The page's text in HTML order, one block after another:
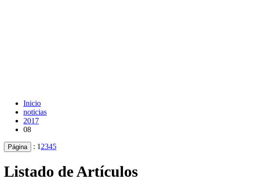
Inicio
noticias
2017
08
Página : 1 2345
Listado de Artículos